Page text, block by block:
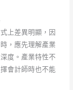
上差異明顯，因
，應先理解產業
度。產業特性不
會計師時也不能